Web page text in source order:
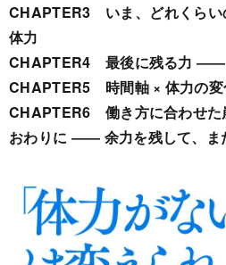
CHAPTER3 いま、どれくら
体力
CHAPTER4 最後に残る力 ――
CHAPTER5 時間軸 × 体力の
CHAPTER6 働き方に合わせた
おわりに ―― 余力を残して、ま